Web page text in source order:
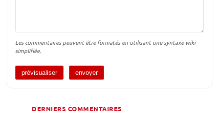
Les commentaires peuvent être formatés en utilisant une syntaxe wiki
simplifiée.
DERNIERS COMMENTAIRES